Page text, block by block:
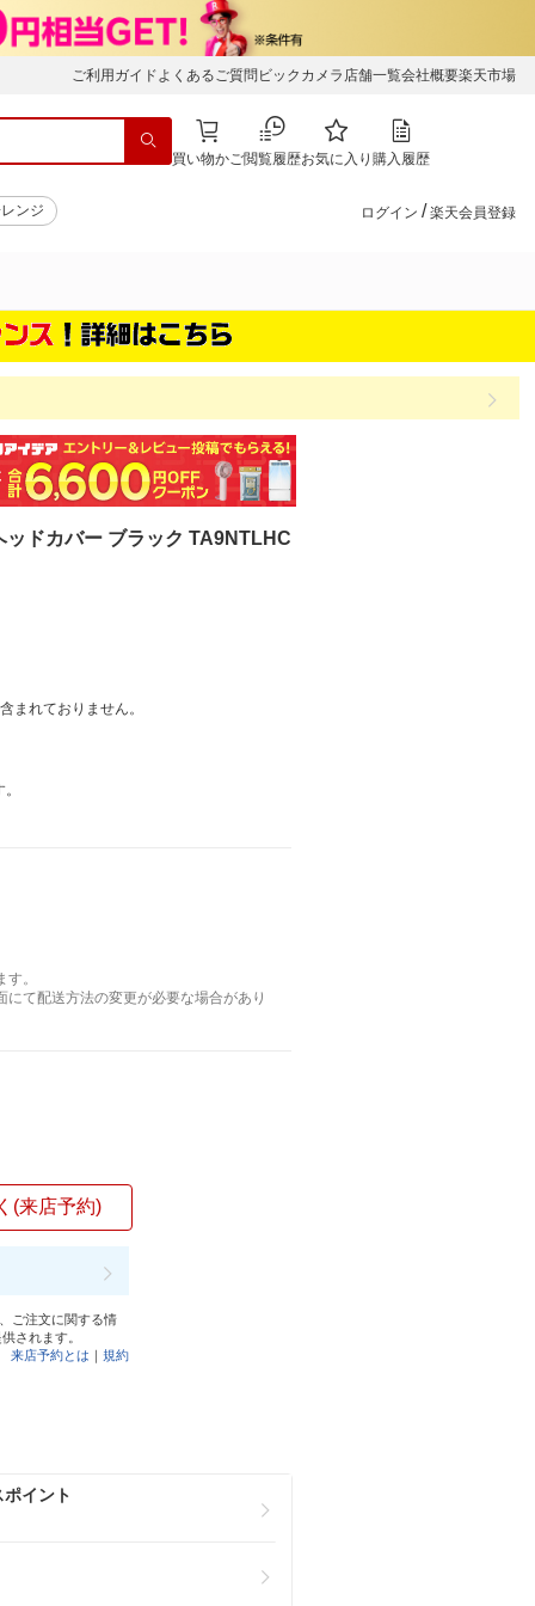
ご利用ガイド よくあるご質問 ビックカメラ店舗一覧会社概要楽天市場
買い物かご閲覧履歴お気に入り 購入履歴
ンジ ログイン / 楽天会員登録
ドカバー ブラック TA9NTLHC
まれておりません。
。
て配送方法の変更が必要な場合があり
(来店予約)
ご注文に関する情
されます。
来店予約とは ｜規約
イント